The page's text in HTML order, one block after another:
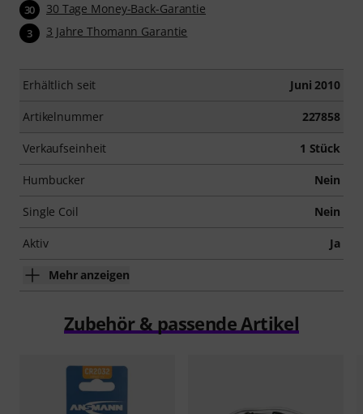
30 30 Tage Money-Back-Garantie
3 3 Jahre Thomann Garantie
Erhältlich seit Juni 2010
Artikelnummer 227858
Verkaufseinheit 1 Stück
Humbucker Nein
Single Coil Nein
Aktiv Ja
Mehr anzeigen
Zubehör & passende Artikel